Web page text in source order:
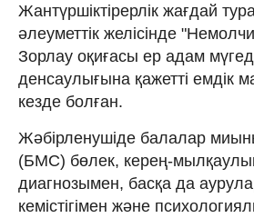
Жантүршіктірерлік жағдай
әлеуметтік желісінде
Зорлау оқиғасы ер адам
денсаулығына қажетті емдік
кезде болған.
Жәбірленушіде балалар
(БМС) бөлек, керең-
диагнозымен, басқа да
кемістігімен және